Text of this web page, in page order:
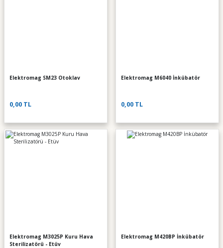
Elektromag SM23 Otoklav
0,00 TL
Elektromag M6040 İnkübatör
0,00 TL
Elektromag M3025P Kuru Hava
Sterilizatörü - Etüv
Elektromag M420BP İnkübatör